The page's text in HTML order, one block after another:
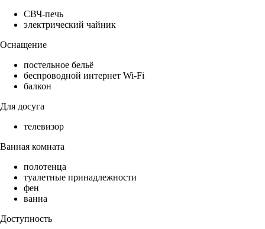
СВЧ-печь
электрический чайник
Оснащение
постельное бельё
беспроводной интернет Wi-Fi
балкон
Для досуга
телевизор
Ванная комната
полотенца
туалетные принадлежности
фен
ванна
Доступность